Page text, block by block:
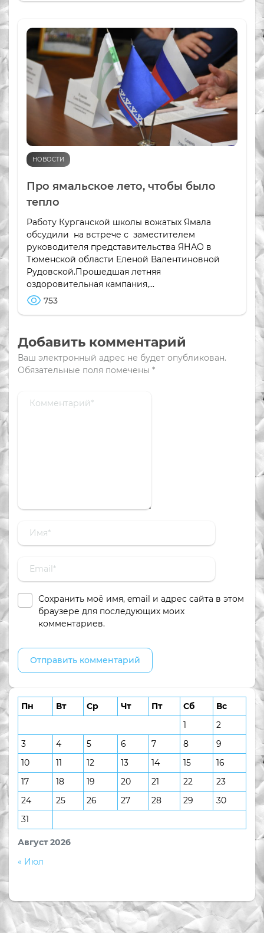
НОВОСТИ
Про ямальское лето, чтобы было
тепло
Работу Курганской школы вожатых Ямала
обсудили на встрече с заместителем
руководителя представительства ЯНАО в
Тюменской области Еленой Валентиновной
Рудовской.Прошедшая летняя
оздоровительная кампания,...
753
Добавить комментарий
Ваш электронный адрес не будет опубликован.
Обязательные поля помечены *
Сохранить моё имя, email и адрес сайта в этом
браузере для последующих моих
комментариев.
Август 2026
Пн Вт Ср Чт Пт Сб
Вс
1
2
3
4 5 6 7 8
9
10
11 12 13 14 15
16
17
18 19 20 21 22
23
24
25 26 27 28 29
30
31
« Июл